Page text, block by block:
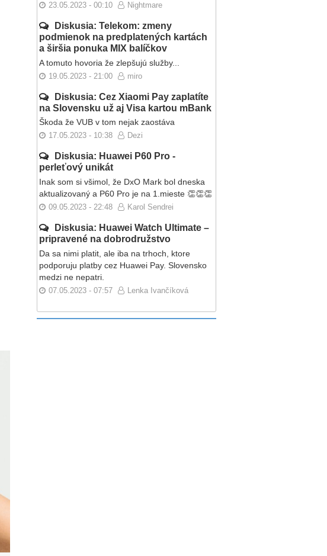
23.05.2023 - 00:10 Nightmare
Diskusia: Telekom: zmeny
podmienok na predplatených kartách
a širšia ponuka MIX balíčkov
A tomuto hovoria že zlepšujú služby...
19.05.2023 - 21:00 miro
Diskusia: Cez Xiaomi Pay zaplatíte
na Slovensku už aj Visa kartou mBank
Škoda že VUB v tom nejak zaostáva
17.05.2023 - 10:38 Dezi
Diskusia: Huawei P60 Pro -
perleťový unikát
Inak som si všimol, že DxO Mark bol dneska
aktualizovaný a P60 Pro je na 1.mieste 👏👏👏
09.05.2023 - 22:48 Karol Sendrei
Diskusia: Huawei Watch Ultimate –
pripravené na dobrodružstvo
Da sa nimi platit, ale iba na trhoch, ktore
podporuju platby cez Huawei Pay. Slovensko
medzi ne nepatri.
07.05.2023 - 07:57 Lenka Ivančíková